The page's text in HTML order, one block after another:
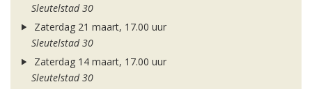
Sleutelstad 30
Zaterdag 21 maart, 17.00 uur
Sleutelstad 30
Zaterdag 14 maart, 17.00 uur
Sleutelstad 30